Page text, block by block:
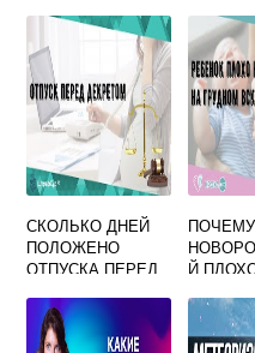
СКОЛЬКО ДНЕЙ
ПОЛОЖЕНО
ОТПУСКА ПЕРЕД
БЕРЕМЕННОЙ
ПОЧЕМУ
Й
НА